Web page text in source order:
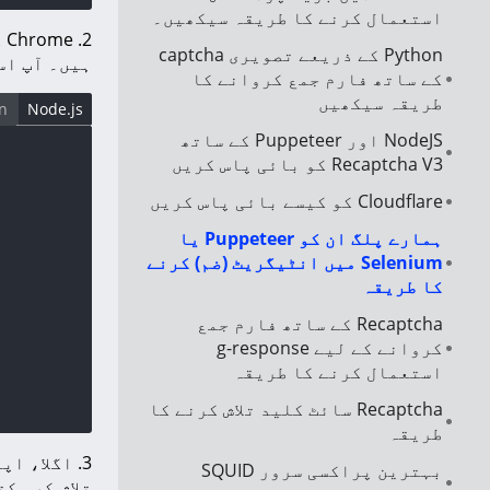
استعمال کرنے کا طریقہ سیکھیں۔
Python کے ذریعے تصویری captcha
کے ساتھ فارم جمع کروانے کا
طریقہ سیکھیں
NodeJS اور Puppeteer کے ساتھ
Recaptcha V3 کو بائی پاس کریں
Cloudflare کو کیسے بائی پاس کریں
ہمارے پلگ ان کو Puppeteer یا
Selenium میں انٹیگریٹ (ضم) کرنے
کا طریقہ
Recaptcha کے ساتھ فارم جمع
کروانے کے لیے g-response
استعمال کرنے کا طریقہ
Recaptcha سائٹ کلید تلاش کرنے کا
طریقہ
بہترین پراکسی سرور SQUID
2. Chrome کے لیے ZIP ورژن میں پلگ ان ڈاؤن لوڈ کریں، اسے اپنے پروجیکٹ فولڈر میں ان زپ کریں۔ اصل ورژن
ہیں۔ آپ
Node.js
3. اگلا، اپنی API کلید کو